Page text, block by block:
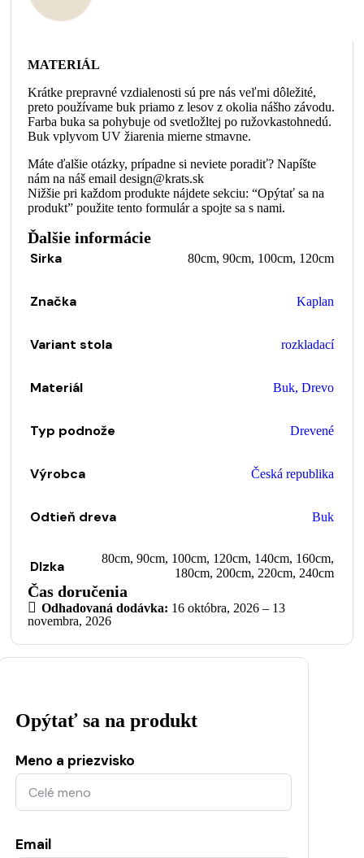
MATERIÁL
Krátke prepravné vzdialenosti sú pre nás veľmi dôležité,
preto používame buk priamo z lesov z okolia nášho závodu.
Farba buka sa pohybuje od svetložltej po ružovkastohnedú.
Buk vplyvom UV žiarenia mierne stmavne.
Máte ďalšie otázky, prípadne si neviete poradiť? Napíšte
nám na náš email design@krats.sk
Nižšie pri každom produkte nájdete sekciu: “Opýtať sa na
produkt” použite tento formulár a spojte sa s nami.
Ďalšie informácie
Sirka 80cm, 90cm, 100cm, 120cm
Značka Kaplan
Variant stola rozkladací
Materiál Buk, Drevo
Typ podnože Drevené
Výrobca Česká republika
Odtieň dreva Buk
Dlzka 80cm, 90cm, 100cm, 120cm, 140cm, 160cm,
180cm, 200cm, 220cm, 240cm
Čas doručenia
Odhadovaná dodávka: 16 októbra, 2026 – 13
novembra, 2026
Opýtať sa na produkt
Meno a priezvisko
Email